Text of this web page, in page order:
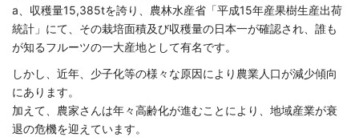
a、収穫量15,385tを誇り、農林水産省「平成15年産果樹生産出荷
統計」にて、その栽培面積及び収穫量の日本一が確認され、誰も
が知るフルーツの一大産地として有名です。
しかし、近年、少子化等の様々な原因により農業人口が減少傾向
にあります。
加えて、農家さんは年々高齢化が進むことにより、地域産業が衰
退の危機を迎えています。